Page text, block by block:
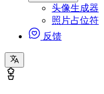
头像生成器
照片占位符
反馈